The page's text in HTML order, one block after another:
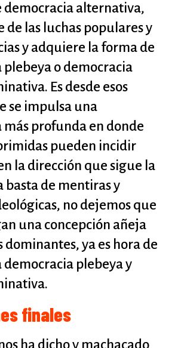
democracia alternativa,
de las luchas populares y
y adquiere la forma de
plebeya o democracia
Es desde esos
se impulsa una
más profunda en donde
pueden incidir
la dirección que sigue la
basta de mentiras y
no dejemos que
una concepción añeja
dominantes, ya es hora de
democracia plebeya y
finales
ha dicho y machacado